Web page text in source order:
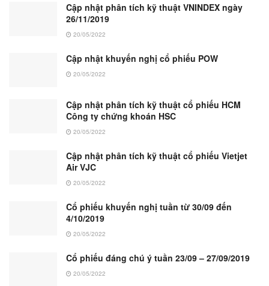
Cập nhật phân tích kỹ thuật VNINDEX ngày
26/11/2019
20/05/2022
Cập nhật khuyến nghị cổ phiếu POW
20/05/2022
Cập nhật phân tích kỹ thuật cổ phiếu HCM
Công ty chứng khoán HSC
20/05/2022
Cập nhật phân tích kỹ thuật cổ phiếu Vietjet
Air VJC
20/05/2022
Cổ phiếu khuyến nghị tuần từ 30/09 đến
4/10/2019
20/05/2022
Cổ phiếu đáng chú ý tuần 23/09 – 27/09/2019
20/05/2022